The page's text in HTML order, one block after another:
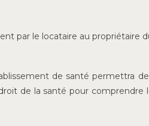
par le locataire au propriétaire
de santé permettra
de la santé pour comprendre